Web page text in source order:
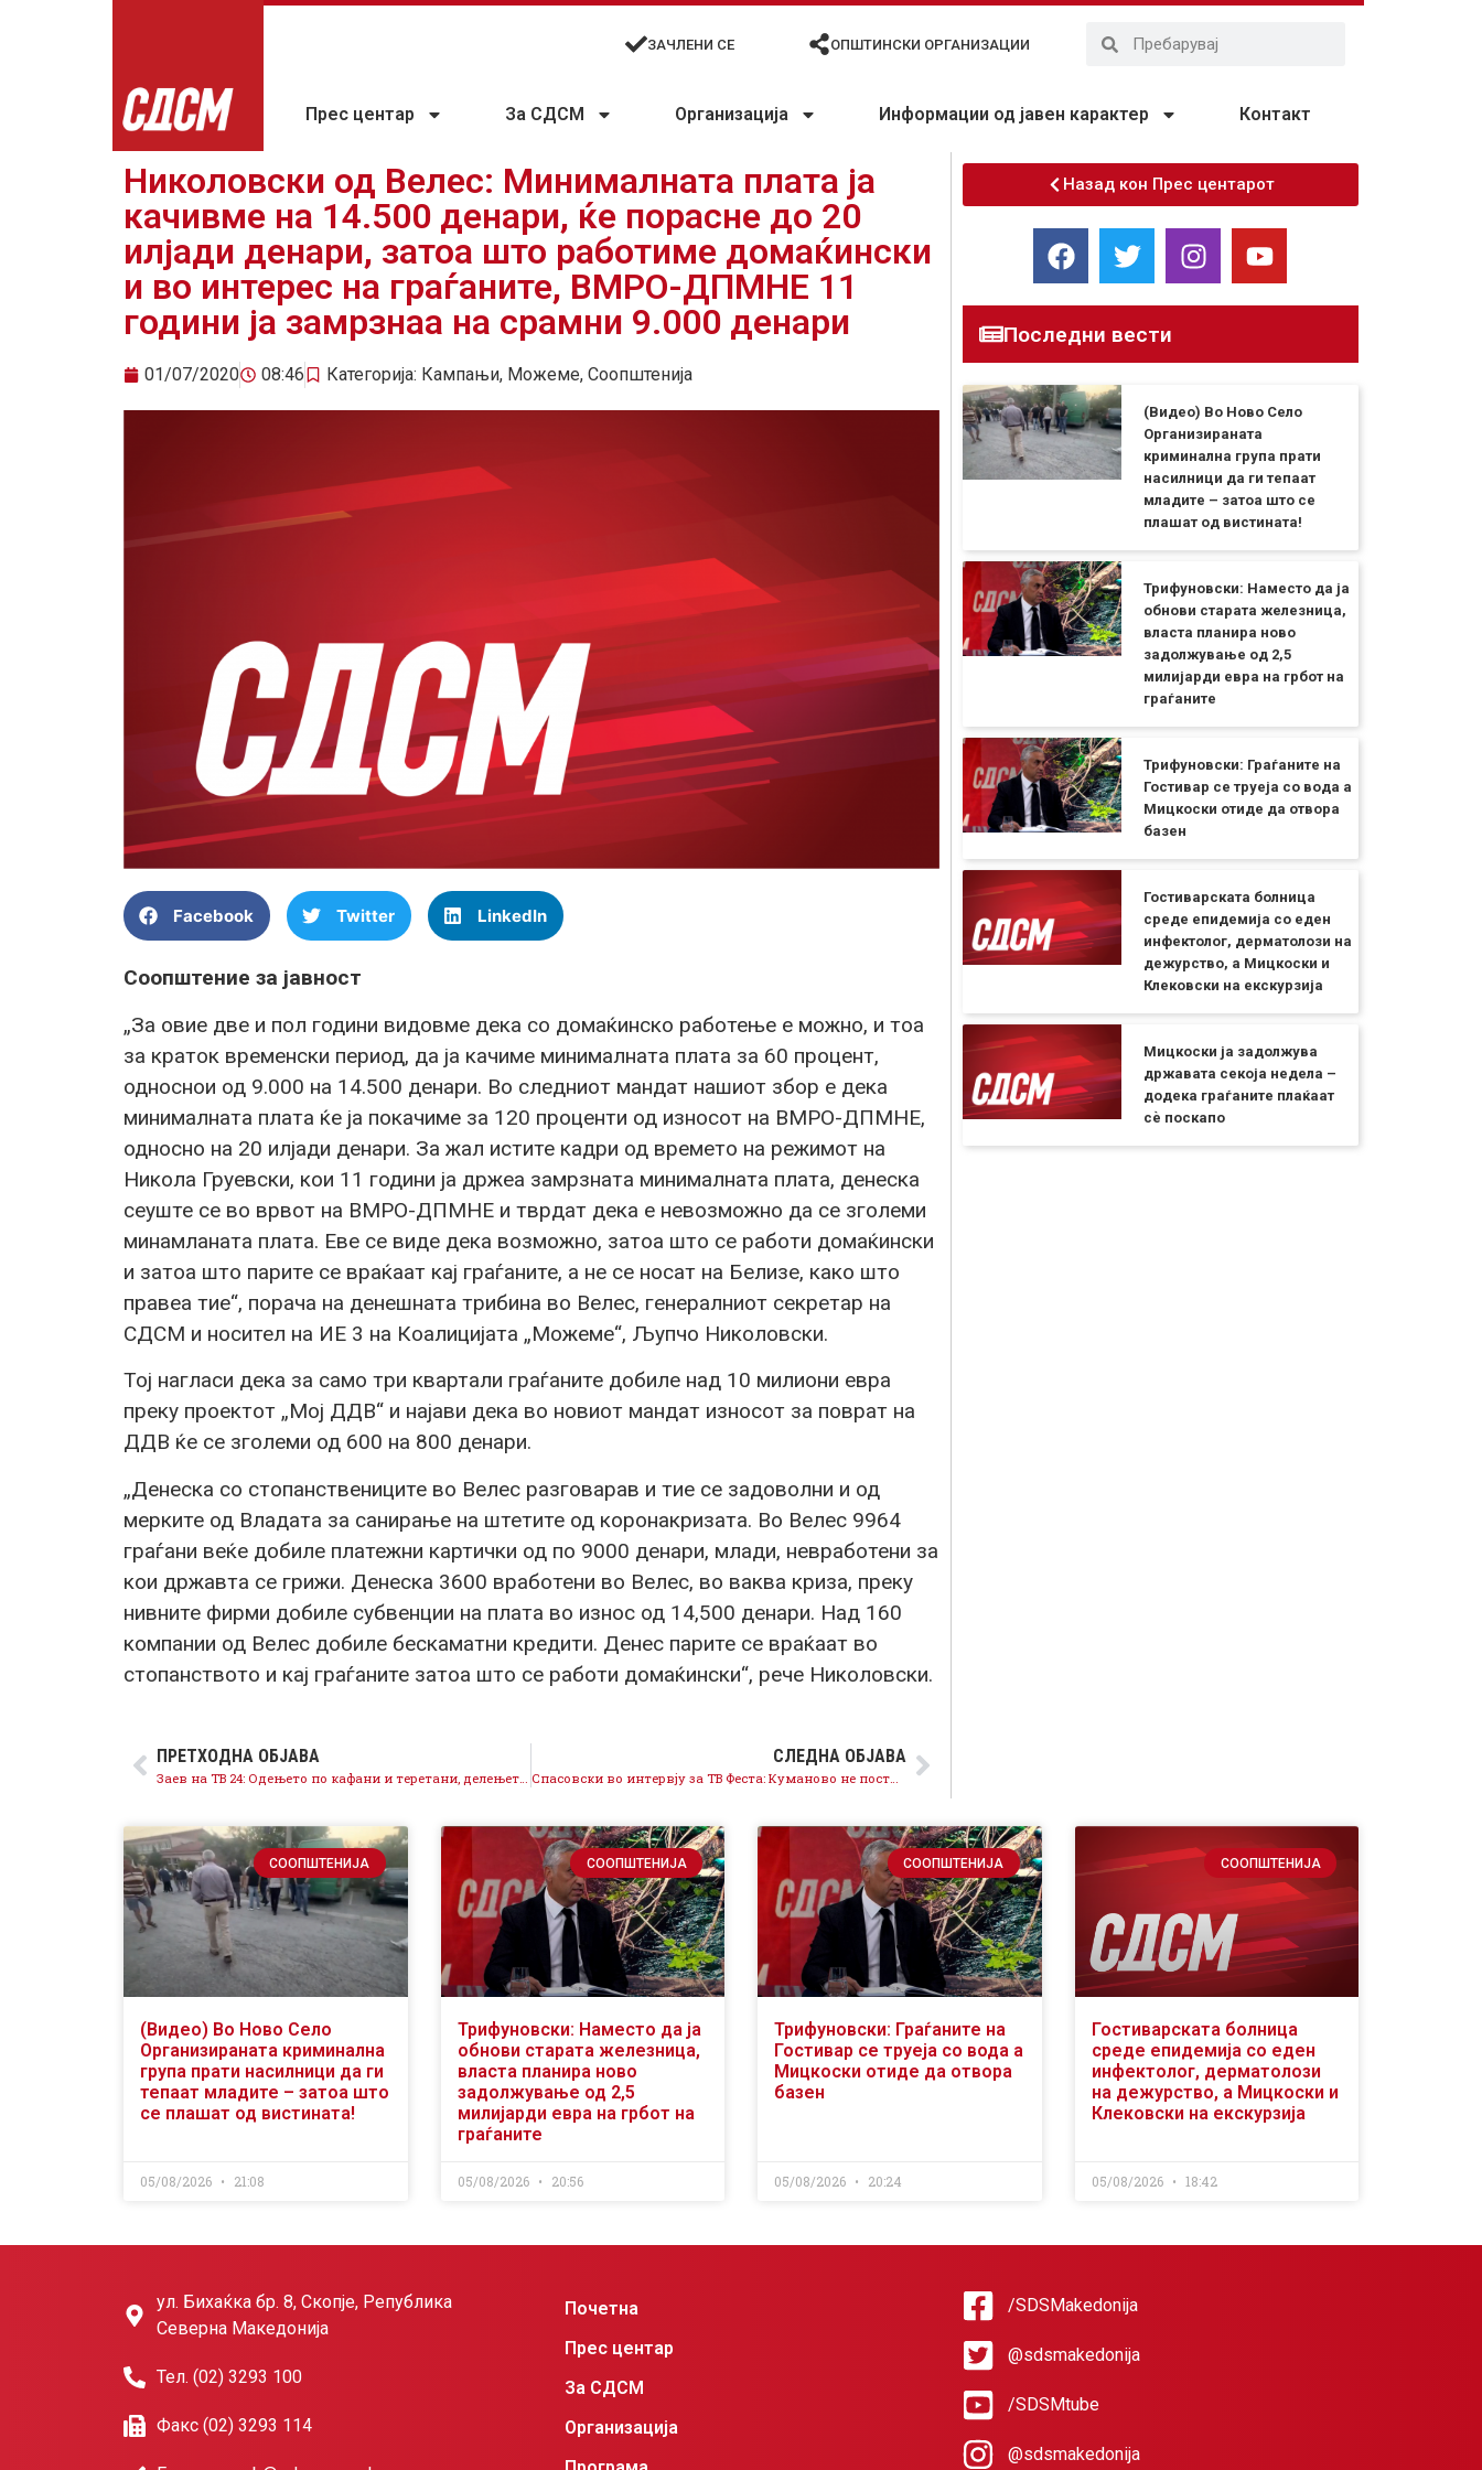
ЗАЧЛЕНИ СЕ ОПШТИНСКИ ОРГАНИЗАЦИИ
Прес центар За СДСМ Организација Информации од јавен карактер Контакт
Николовски од Велес: Минималната плата ја
качивме на 14.500 денари, ќе порасне до 20
илјади денари, затоа што работиме домаќински
и во интерес на граѓаните, ВМРО-ДПМНЕ 11
години ја замрзнаа на срамни 9.000 денари
01/07/2020 08:46 Категорија: Кампањи, Можеме, Соопштенија
Facebook Twitter LinkedIn
Соопштение за јавност
„За овие две и пол години видовме дека со домаќинско работење е можно, и тоа
за краток временски период, да ја качиме минималната плата за 60 процент,
односнои од 9.000 на 14.500 денари. Во следниот мандат нашиот збор е дека
минималната плата ќе ја покачиме за 120 проценти од износот на ВМРО-ДПМНЕ,
односно на 20 илјади денари. За жал истите кадри од времето на режимот на
Никола Груевски, кои 11 години ја држеа замрзната минималната плата, денеска
сеуште се во врвот на ВМРО-ДПМНЕ и тврдат дека е невозможно да се зголеми
минамланата плата. Еве се виде дека возможно, затоа што се работи домаќински
и затоа што парите се враќаат кај граѓаните, а не се носат на Белизе, како што
правеа тие“, порача на денешната трибина во Велес, генералниот секретар на
СДСМ и носител на ИЕ 3 на Коалицијата „Можеме“, Љупчо Николовски.
Тој нагласи дека за само три квартали граѓаните добиле над 10 милиони евра
преку проектот „Мој ДДВ“ и најави дека во новиот мандат износот за поврат на
ДДВ ќе се зголеми од 600 на 800 денари.
„Денеска со стопанствениците во Велес разговарав и тие се задоволни и од
мерките од Владата за санирање на штетите од коронакризата. Во Велес 9964
граѓани веќе добиле платежни картички од по 9000 денари, млади, невработени за
кои државта се грижи. Денеска 3600 вработени во Велес, во ваква криза, преку
нивните фирми добиле субвенции на плата во износ од 14,500 денари. Над 160
компании од Велес добиле бескаматни кредити. Денес парите се враќаат во
стопанството и кај граѓаните затоа што се работи домаќински“, рече Николовски.
ПРЕТХОДНА ОБЈАВА
Заев на ТВ 24: Одењето по кафани и теретани, делењето доктори на партиска основа и непочитување на мерките за заштита, покажува колку ВМРО-ДПМНЕ се грижи за здравјето на граѓаните
СЛЕДНА ОБЈАВА
Спасовски во интервју за ТВ Феста: Куманово не постоеше на агендата на режимската власт, денес забрзано се гради и ќе придонесува во развојната економија
Назад кон Прес центарот
Последни вести
(Видео) Во Ново Село
Организираната
криминална група прати
насилници да ги тепаат
младите – затоа што се
плашат од вистината!
Трифуновски: Наместо да ја
обнови старата железница,
власта планира ново
задолжување од 2,5
милијарди евра на грбот на
граѓаните
Трифуновски: Граѓаните на
Гостивар се труеја со вода а
Мицкоски отиде да отвора
базен
Гостиварската болница
среде епидемија со еден
инфектолог, дерматолози на
дежурство, а Мицкоски и
Клековски на екскурзија
Мицкоски ја задолжува
државата секоја недела –
додека граѓаните плаќаат
сѐ поскапо
СООПШТЕНИЈА
(Видео) Во Ново Село
Организираната криминална
група прати насилници да ги
тепаат младите – затоа што
се плашат од вистината!
05/08/2026 21:08
СООПШТЕНИЈА
Трифуновски: Наместо да ја
обнови старата железница,
власта планира ново
задолжување од 2,5
милијарди евра на грбот на
граѓаните
05/08/2026 20:56
СООПШТЕНИЈА
Трифуновски: Граѓаните на
Гостивар се труеја со вода а
Мицкоски отиде да отвора
базен
05/08/2026 20:24
СООПШТЕНИЈА
Гостиварската болница
среде епидемија со еден
инфектолог, дерматолози
на дежурство, а Мицкоски и
Клековски на екскурзија
05/08/2026 18:42
ул. Бихаќка бр. 8, Скопје, Република
Северна Македонија
Тел. (02) 3293 100
Факс (02) 3293 114
Почетна
Прес центар
За СДСМ
Организација
/SDSMakedonija
@sdsmakedonija
/SDSMtube
@sdsmakedonija